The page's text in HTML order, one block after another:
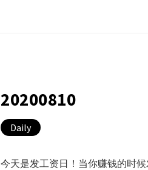
20200810
Daily
今天是发工资日！当你赚钱的时候